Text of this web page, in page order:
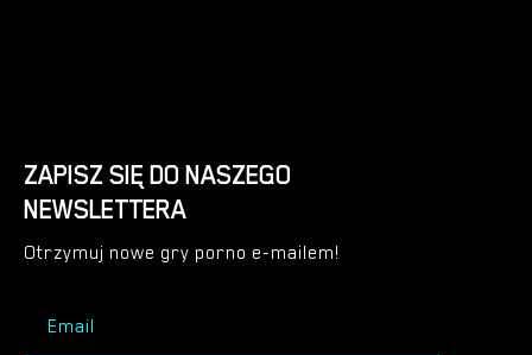
ZAPISZ SIĘ DO NASZEGO
NEWSLETTERA
Otrzymuj nowe gry porno e-mailem!